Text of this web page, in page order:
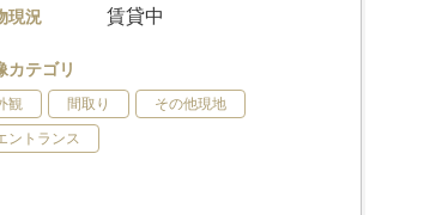
現況 賃貸中
カテゴリ
観 間取り その他現地
ントランス